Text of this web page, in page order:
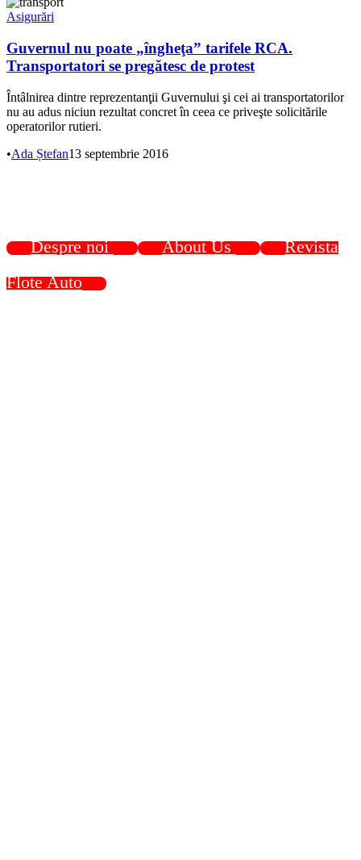
Asigurări
Guvernul nu poate „îngheţa” tarifele RCA.
Transportatori se pregătesc de protest
Întâlnirea dintre reprezentanţii Guvernului şi cei ai transportatorilor
nu au adus niciun rezultat concret în ceea ce priveşte solicitările
operatorilor rutieri.
•Ada Ștefan13 septembrie 2016
Despre noi About Us
Revista
Flote Auto